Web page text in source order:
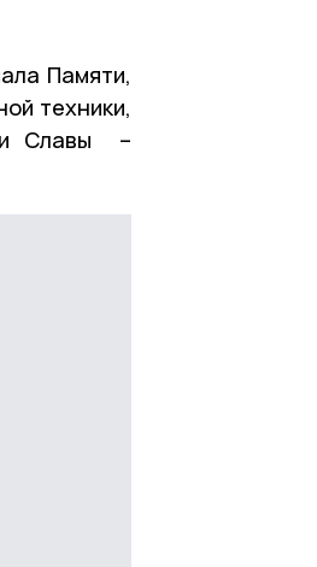
Памяти,
техники,
и Славы –